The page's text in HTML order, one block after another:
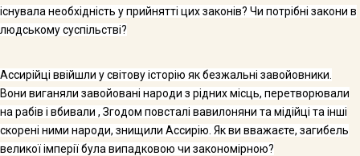
існувала необхідність у прийнятті цих законів? Чи потрібні закони в
людському суспільстві?
Ассирійці ввійшли у світову історію як безжальні завойовни­ки.
Вони виганяли завойовані народи з рідних місць, перетворювали
на рабів і вбивали , Згодом повсталі вавилоняни та мідійці та інші
скорені ними народи, знищили Ассирію. Як ви вважаєте, загибель
великої імперії була випадковою чи закономірною?